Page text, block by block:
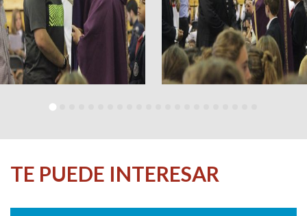
TE PUEDE INTERESAR